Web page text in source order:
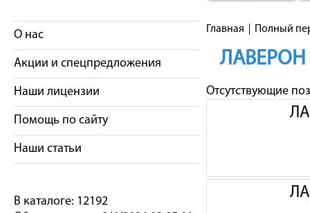
О нас
Акции и спецпредложения
Наши лицензии
Помощь по сайту
Наши статьи
В каталоге: 12192
Главная Полный
ЛАВЕРОН
Отсутствующие